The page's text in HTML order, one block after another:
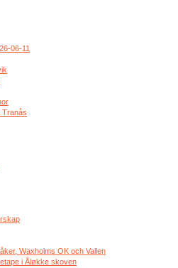
06-11
Tranås
Waxholms OK och Vallen
i Åløkke skoven